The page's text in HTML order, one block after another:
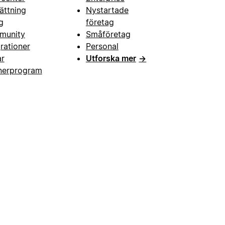
Nystartade
företag
Småföretag
Personal
Utforska mer →